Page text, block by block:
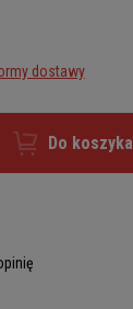
dostawy
Do koszyka